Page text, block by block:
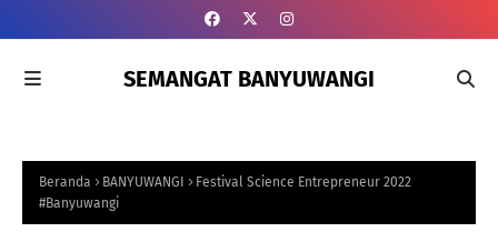
SEMANGAT BANYUWANGI
Beranda BANYUWANGI
Festival Science Entrepreneur 2022
#Banyuwangi